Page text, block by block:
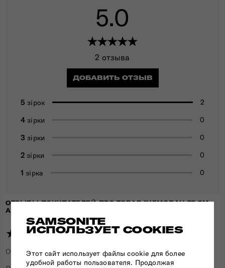
SAMSONITE
ИСПОЛЬЗУЕТ COOKIES
Этот сайт использует файлы cookie для более
удобной работы пользователя. Продолжая
5.0
2 отзыва
ДОБАВИТЬ ОТЗЫВ
5 зірок 2
4 зірки 0
3 зірки 0
2 зірки 0
1 зірка 0
ОТЗЫВЫ ПОКУПАТЕЛЕЙ ПРО ТОВАР "ЧЕМОДАН 77 СМ
AIRCONIC BLUE"
★★★★★
Отзыв добавлен6 месяцев назадпользователемДмитрий